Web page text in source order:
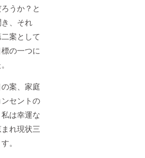
うか？と
、それ
案として
の一つに
案、家庭
セントの
は幸運な
れ現状三
。